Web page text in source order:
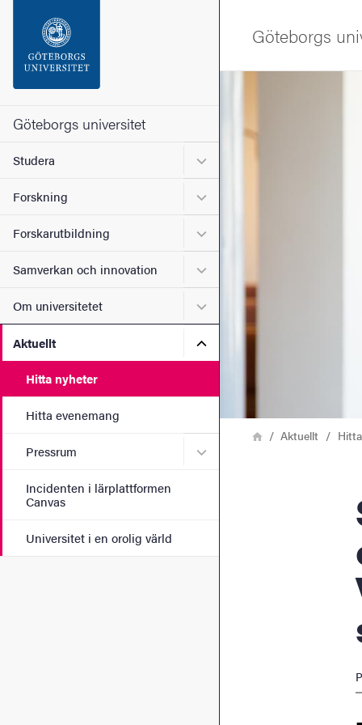
Sidfoten
Om webbplatsen
Göteborgs universitet
Studera Undermeny för Studera
Forskning Undermeny för Forskning
Forskarutbildning Undermeny för
Samverkan och innovation Undermeny för Samverkan
Om universitetet Undermeny för Om
Aktuellt Undermeny för Aktuellt
Hitta nyheter
Hitta evenemang
Pressrum Undermeny för Pressrum
Incidenten i lärplattformen
Canvas
Universitet i en orolig värld
Göteborgs
Bild
LänkstigHemAktuellt